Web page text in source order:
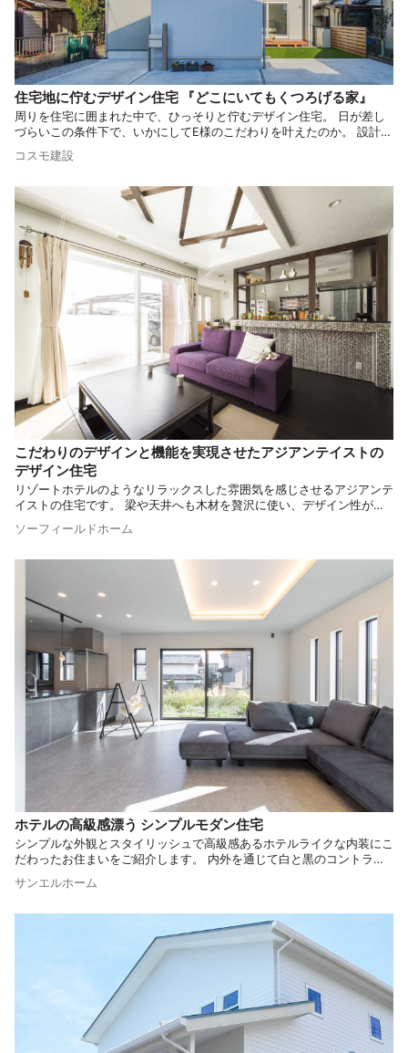
住宅地に佇むデザイン住宅 『どこにいてもくつろげる家』
周りを住宅に囲まれた中で、ひっそりと佇むデザイン住宅。 日が差し
づらいこの条件下で、いかにしてE様のこだわりを叶えたのか。 設計力
の高さが浮き彫りとなるお家となっております。
コスモ建設
こだわりのデザインと機能を実現させたアジアンテイストの
デザイン住宅
リゾートホテルのようなリラックスした雰囲気を感じさせるアジアンテ
イストの住宅です。 梁や天井へも木材を贅沢に使い、デザイン性が高
た、デザイン的にも機能的にも暮らしが豊かになるような住まいをご紹
ソーフィールドホーム
ホテルの高級感漂う シンプルモダン住宅
シンプルな外観とスタイリッシュで高級感あるホテルライクな内装にこ
だわったお住まいをご紹介します。 内外を通じて白と黒のコントラス
トが際立ち、すべての部屋がスタイリッシュでありながら温かみある空
間に仕上がっています。 シンプルながらも細部にまでこだわったデザ
サンエルホーム